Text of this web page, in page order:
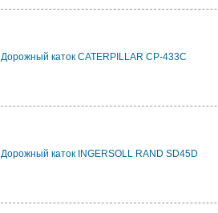
Дорожный каток CATERPILLAR CP-433C
Дорожный каток INGERSOLL RAND SD45D